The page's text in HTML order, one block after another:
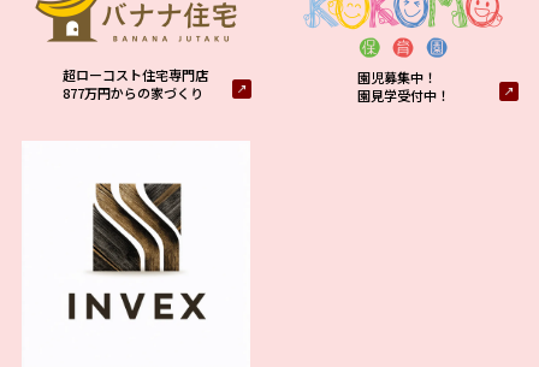
超ローコスト住宅専門店
877万円からの家づくり
園児募集中！
園見学受付中！